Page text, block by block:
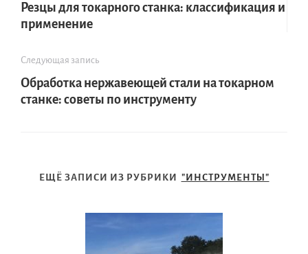
Резцы для токарного станка: классификация и
применение
Следующая запись
Обработка нержавеющей стали на токарном
станке: советы по инструменту
ЕЩЁ ЗАПИСИ ИЗ РУБРИКИ "ИНСТРУМЕНТЫ"